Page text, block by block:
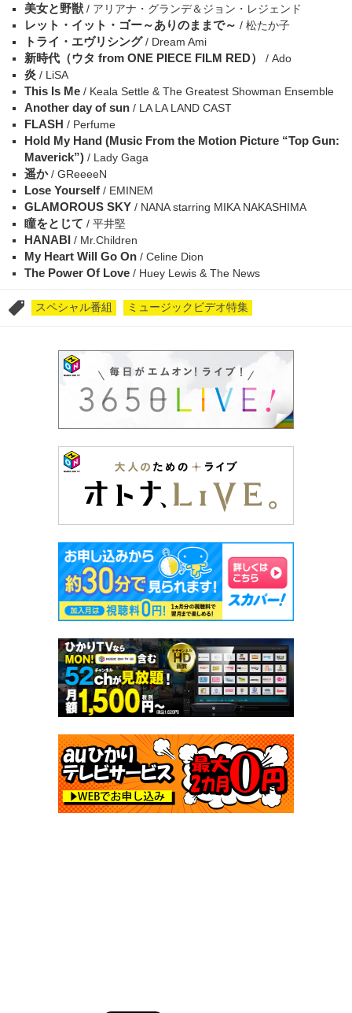
美女と野獣 / アリアナ・グランデ＆ジョン・レジェンド
レット・イット・ゴー～ありのままで～ / 松たか子
トライ・エヴリシング/ Dream Ami
新時代（ウタ from ONE PIECE FILM RED） / Ado
炎 / LiSA
This Is Me / Keala Settle & The Greatest Showman Ensemble
Another day of sun / LA LA LAND CAST
FLASH / Perfume
Hold My Hand (Music From the Motion Picture “Top Gun:
Maverick”) / Lady Gaga
遥か/ GReeeeN
Lose Yourself / EMINEM
GLAMOROUS SKY / NANA starring MIKA NAKASHIMA
瞳をとじて / 平井堅
HANABI / Mr.Children
My Heart Will Go On / Celine Dion
The Power Of Love / Huey Lewis & The News
スペシャル番組 ミュージックビデオ特集